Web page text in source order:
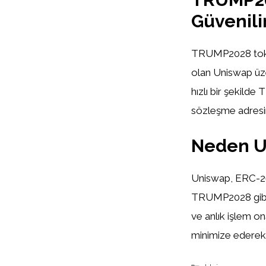
TRUMP2028
olan Uniswap
hızlı bir şekilde
sözleşme
Neden
Uniswap, ERC-
TRUMP2028
ve anlık işlem
minimize ederek